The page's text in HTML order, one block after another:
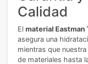
Calidad
El material Eastman
asegura una
mientras que
de materiales hasta